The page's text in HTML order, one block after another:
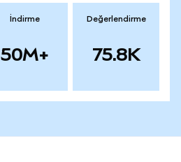
İndirme
50M+
Değerlendirme
75.8K